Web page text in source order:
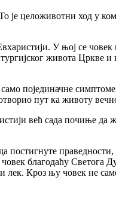
целоживотни ход у
У њој се човек
живота Цркве и
појединачне
пут ка животу
већ сада почиње да
праведности,
благодаћу Светога
лек. Кроз њу човек не